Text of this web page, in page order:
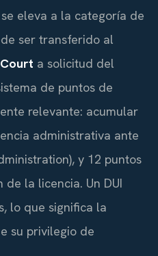
eleva a la categoría de
ser transferido al
a solicitud del
de puntos de
relevante: acumular
administrativa ante
y 12 puntos
la licencia. Un DUI
lo que significa la
su privilegio de